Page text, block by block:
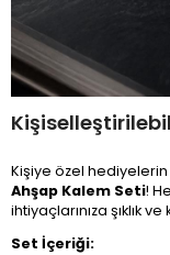
Kişiye özel hediyelerin
Ahşap Kalem Seti!
ihtiyaçlarınıza şıklık
Set İçeriği: